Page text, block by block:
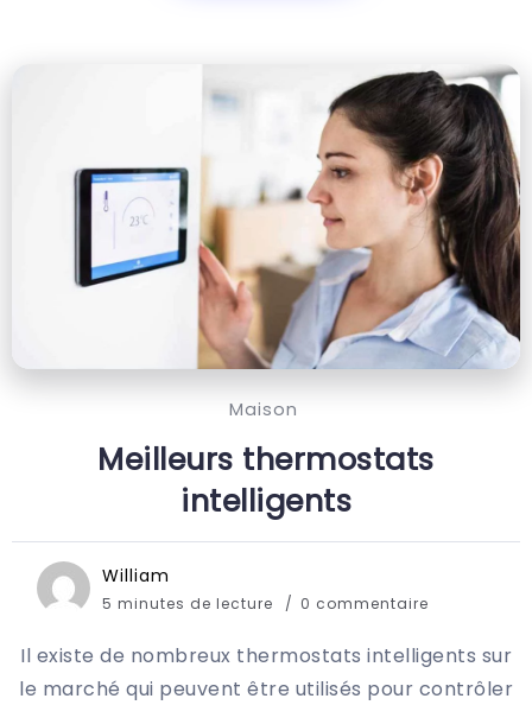
Maison
Meilleurs thermostats
intelligents
William
5 minutes de lecture 0 commentaire
Il existe de nombreux thermostats intelligents sur
le marché qui peuvent être utilisés pour contrôler